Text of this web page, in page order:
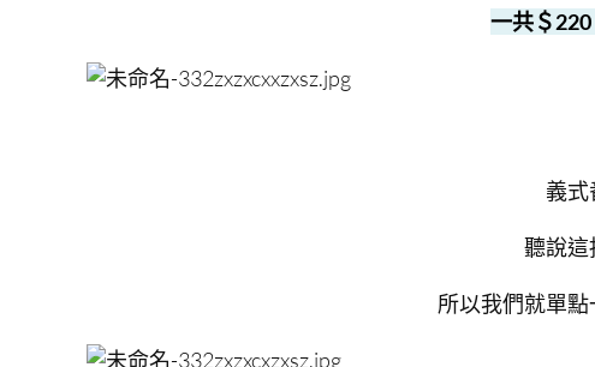
一共＄220
義式
聽說這
所以我們就單